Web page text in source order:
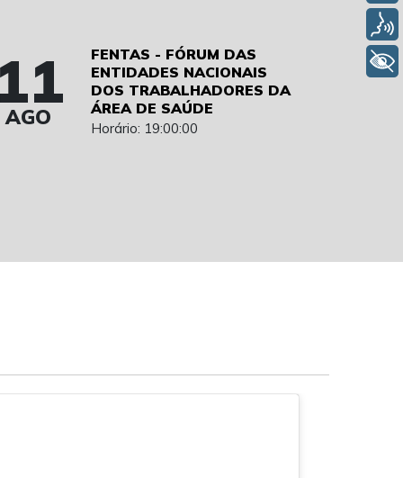
11
AGO
FENTAS - FÓRUM DAS
ENTIDADES NACIONAIS
DOS TRABALHADORES DA
ÁREA DE SAÚDE
Horário: 19:00:00
+ Acessibilidade